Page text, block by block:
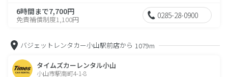
6時間まで7,700円
免責補償制度1,100円 0285-28-0900
バジェットレンタカー小山駅前店から 1079m
タイムズカーレンタル小山
小山市駅南町4-1-8